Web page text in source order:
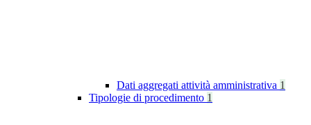
Dati aggregati attività amministrativa 1
Tipologie di procedimento 1